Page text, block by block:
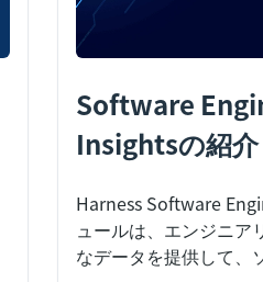
Software
Insightsの紹介
Harness Software
ュールは、エンジニア
なデータを提供して、